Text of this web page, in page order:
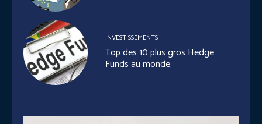
INVESTISSEMENTS
Top des 10 plus gros Hedge
Funds au monde.